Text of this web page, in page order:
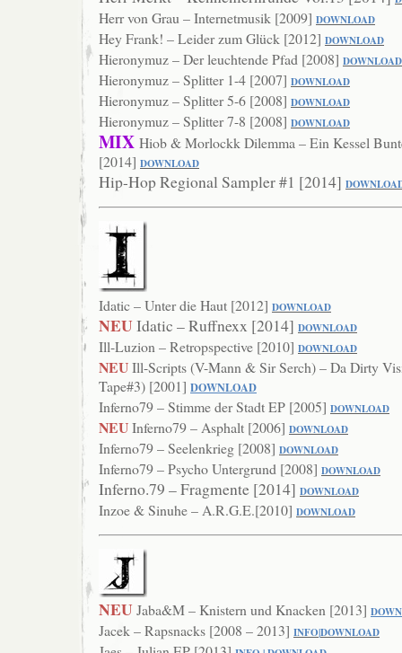
Herr von Grau – Internetmusik [2009] DOWNLOAD
Hey Frank! – Leider zum Glück [2012] DOWNLOAD
Hieronymuz – Der leuchtende Pfad [2008] DOWNLOAD
Hieronymuz – Splitter 1-4 [2007] DOWNLOAD
Hieronymuz – Splitter 5-6 [2008] DOWNLOAD
Hieronymuz – Splitter 7-8 [2008] DOWNLOAD
MIX Hiob & Morlockk Dilemma – Ein Kessel
[2014] DOWNLOAD
Hip-Hop Regional Sampler #1 [2014]
Idatic – Unter die Haut [2012] DOWNLOAD
NEUIdatic – Ruffnexx [2014] DOWNLOAD
Ill-Luzion – Retropspective [2010] DOWNLOAD
NEUIll-Scripts (V-Mann & Sir Serch) – Da Dirty
Tape#3) [2001] DOWNLOAD
Inferno79 – Stimme der Stadt EP [2005] DOWNLOAD
NEUInferno79 – Asphalt [2006] DOWNLOAD
Inferno79 – Seelenkrieg [2008] DOWNLOAD
Inferno79 – Psycho Untergrund [2008] DOWNLOAD
Inferno.79 – Fragmente [2014] DOWNLOAD
Inzoe & Sinuhe – A.R.G.E.[2010] DOWNLOAD
NEUJaba&M – Knistern und Knacken [2013]
Jacek – Rapsnacks [2008 – 2013] INFO|DOWNLOAD